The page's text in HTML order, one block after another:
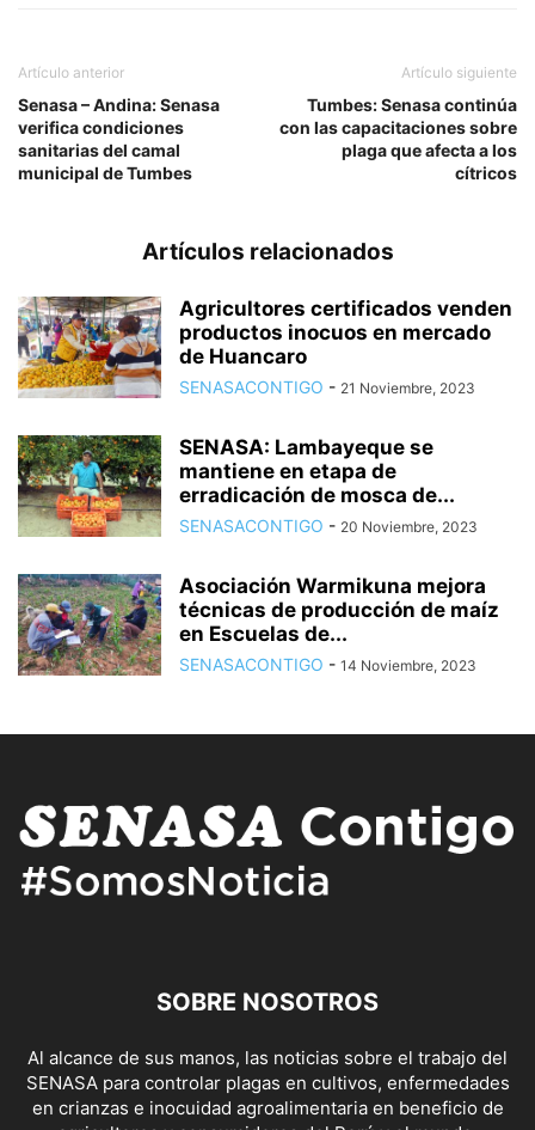
Artículo anterior
Senasa – Andina: Senasa
verifica condiciones
sanitarias del camal
municipal de Tumbes
Artículo siguiente
Tumbes: Senasa continúa
con las capacitaciones sobre
plaga que afecta a los
cítricos
Artículos relacionados
Agricultores certificados venden
productos inocuos en mercado
de Huancaro
SENASACONTIGO - 21 Noviembre, 2023
SENASA: Lambayeque se
mantiene en etapa de
erradicación de mosca de...
SENASACONTIGO - 20 Noviembre, 2023
Asociación Warmikuna mejora
técnicas de producción de maíz
en Escuelas de...
SENASACONTIGO - 14 Noviembre, 2023
SOBRE NOSOTROS
Al alcance de sus manos, las noticias sobre el trabajo del
SENASA para controlar plagas en cultivos, enfermedades
en crianzas e inocuidad agroalimentaria en beneficio de